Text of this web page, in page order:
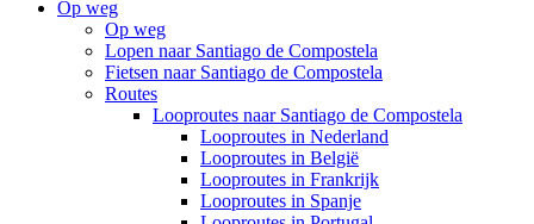
Op weg
Op weg
Lopen naar Santiago de Compostela
Fietsen naar Santiago de Compostela
Routes
Looproutes naar Santiago de Compostela
Looproutes in Nederland
Looproutes in België
Looproutes in Frankrijk
Looproutes in Spanje